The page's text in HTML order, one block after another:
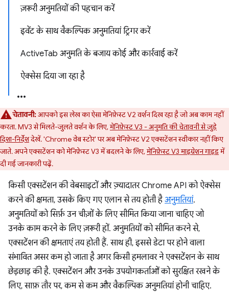
ज़रूरी अनुमतियों की पहचान करें
इवेंट के साथ वैकल्पिक अनुमतियां ट्रिगर करें
ActiveTab अनुमति के बजाय कोई और कार्रवाई करें
ऐक्सेस दिया जा रहा है
चेतावनी:आपको इस लेख का ऐसा मेनिफ़ेस्ट V2 वर्शन दिख रहा है जो अब काम नहीं
करता. MV3 से मिलते-जुलते वर्शन के लिए,मेनिफ़ेस्ट V3 - अनुमति की चेतावनी से जुड़े
दिशा-निर्देशदेखें. 'Chrome वेब स्टोर' पर अब मेनिफ़ेस्ट V2 एक्सटेंशन स्वीकार नहीं किए
जाते. अपने एक्सटेंशन को मेनिफ़ेस्ट V3 में बदलने के लिए,मेनिफ़ेस्ट V3 माइग्रेशन गाइडमें
दी गई जानकारी पढ़ें.
किसी एक्सटेंशन की वेबसाइटों और ज़्यादातर Chrome API को ऐक्सेस
करने की क्षमता, उसके किए गए एलान से तय होती है अनुमतियां.
अनुमतियों को सिर्फ़ उन चीज़ों के लिए सीमित किया जाना चाहिए जो
उनके काम करने के लिए ज़रूरी हों. अनुमतियों को सीमित करने से,
एक्सटेंशन की क्षमताएं तय होती हैं. साथ ही, इससे डेटा पर होने वाला
संभावित असर कम हो जाता है अगर किसी हमलावर ने एक्सटेंशन के साथ
छेड़छाड़ की है. एक्सटेंशन और उनके उपयोगकर्ताओं को सुरक्षित रखने के
लिए, साफ़ तौर पर, कम से कम और वैकल्पिक अनुमतियां होनी चाहिए.